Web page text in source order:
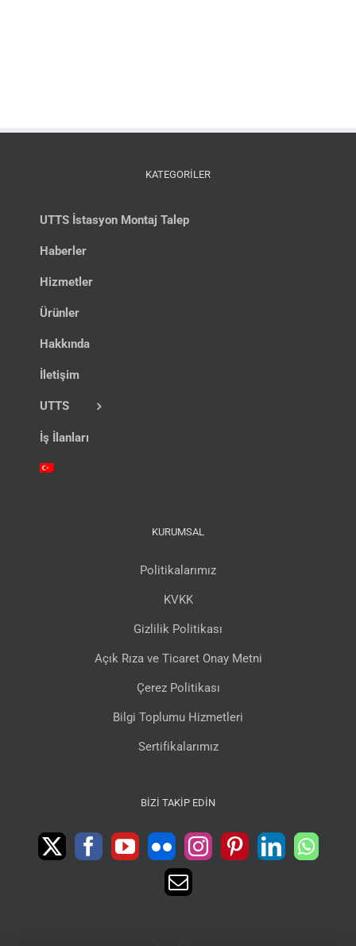
KATEGORİLER
UTTS İstasyon Montaj Talep
Haberler
Hizmetler
Ürünler
Hakkında
İletişim
UTTS
İş İlanları
KURUMSAL
Politikalarımız
KVKK
Gizlilik Politikası
Açık Rıza ve Ticaret Onay Metni
Çerez Politikası
Bilgi Toplumu Hizmetleri
Sertifikalarımız
BIZI TAKIP EDIN